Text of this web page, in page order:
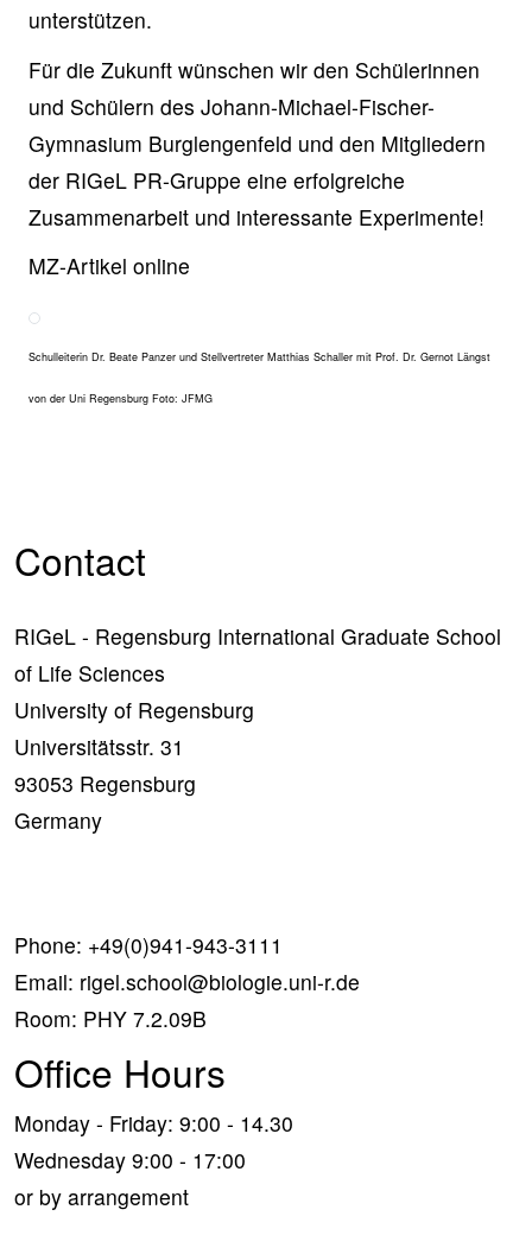
unterstützen.
Für die Zukunft wünschen wir den Schülerinnen
und Schülern des Johann-Michael-Fischer-
Gymnasium Burglengenfeld und den Mitgliedern
der RIGeL PR-Gruppe eine erfolgreiche
Zusammenarbeit und interessante Experimente!
MZ-Artikel online
Schulleiterin Dr. Beate Panzer und Stellvertreter Matthias Schaller mit Prof. Dr. Gernot Längst
von der Uni Regensburg Foto: JFMG
Contact
RIGeL - Regensburg International Graduate School
of Life Sciences
University of Regensburg
Universitätsstr. 31
93053 Regensburg
Germany
Phone: +49(0)941-943-3111
Email: rigel.school@biologie.uni-r.de
Room: PHY 7.2.09B
Office Hours
Monday - Friday: 9:00 - 14.30
Wednesday 9:00 - 17:00
or by arrangement